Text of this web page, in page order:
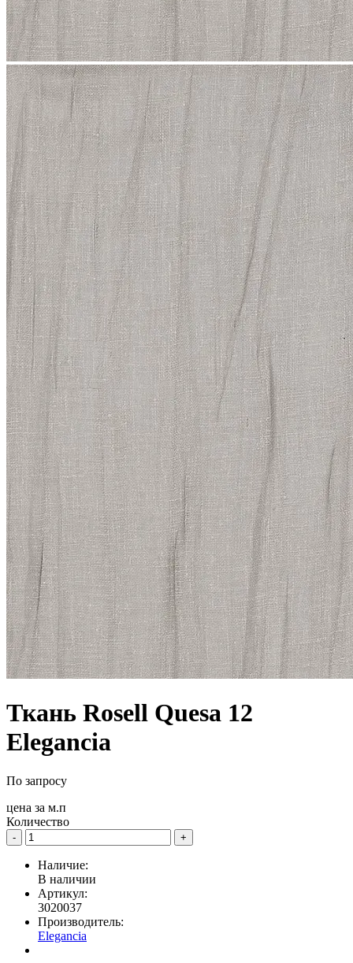
Ткань Rosell Quesa 12
Elegancia
По запросу
цена за м.п
Количество
- +
Наличие:
В наличии
Артикул:
3020037
Производитель:
Elegancia